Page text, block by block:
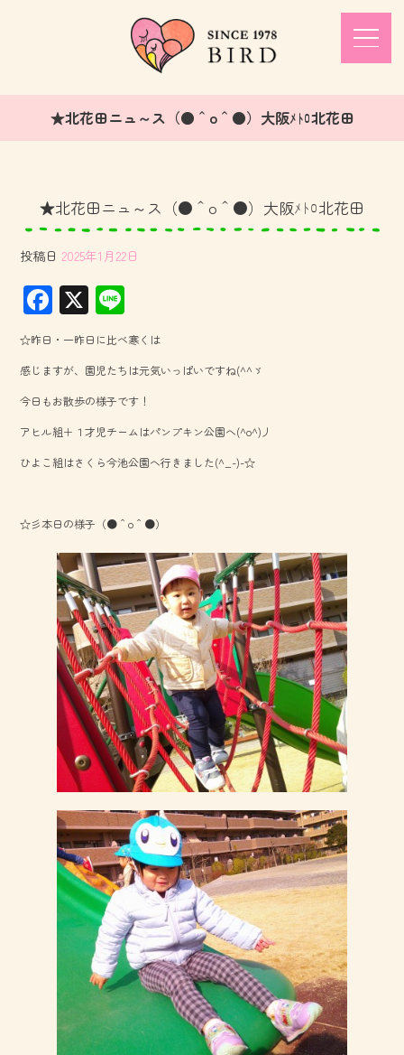
★北花田ニュ～ス（●＾o＾●）大阪ﾒﾄﾛ北花田
★北花田ニュ～ス（●＾o＾●）大阪ﾒﾄﾛ北花田
投稿日 2025年1月22日
F
ac
e
b
o
ok
X
ne
☆昨日・一昨日に比べ寒くは
感じますが、園児たちは元気いっぱいですね(^^ゞ
今日もお散歩の様子です！
アヒル組＋１才児チームはパンプキン公園へ(^o^)丿
ひよこ組はさくら今池公園へ行きました(^_-)-☆
☆彡本日の様子（●＾o＾●）